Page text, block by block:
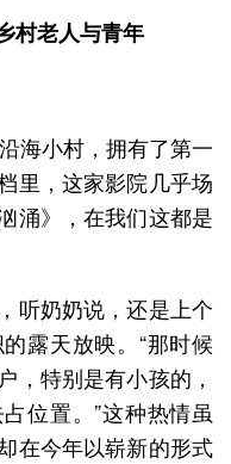
村老人与青年
海小村，拥有了第一
里，这家影院几乎场
涌》，在我们这都是
听奶奶说，还是上个
露天放映。“那时候
，特别是有小孩的，
位置。”这种热情虽
在今年以崭新的形式